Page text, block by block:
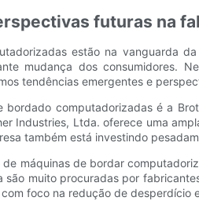
futuras na
estão na vanguarda
mudança dos consumidores.
tendências emergentes e
computadorizadas é a
Industries, Ltda. oferece uma
também está investindo
máquinas de bordar
são muito procuradas por
foco na redução de desperdício